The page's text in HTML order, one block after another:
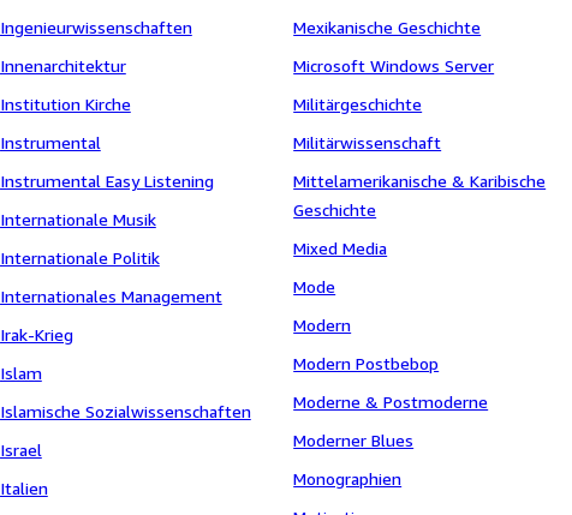
Ingenieurwissenschaften
Innenarchitektur
Institution Kirche
Instrumental
Instrumental Easy Listening
Internationale Musik
Internationale Politik
Internationales Management
Irak-Krieg
Islam
Islamische Sozialwissenschaften
Israel
Italien
Mexikanische Geschichte
Microsoft Windows Server
Militärgeschichte
Militärwissenschaft
Mittelamerikanische & Karibische
Geschichte
Mixed Media
Mode
Modern
Modern Postbebop
Moderne & Postmoderne
Moderner Blues
Monographien